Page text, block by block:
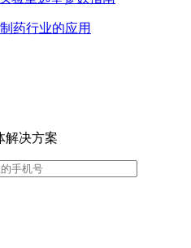
药行业的应用
解决方案